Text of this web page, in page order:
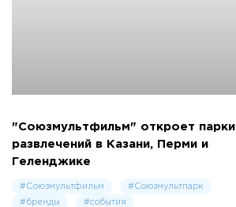
"Союзмультфильм" откроет парки
развлечений в Казани, Перми и
Геленджике
#Союзмультфильм
#Союзмультпарк
#бренды
#события